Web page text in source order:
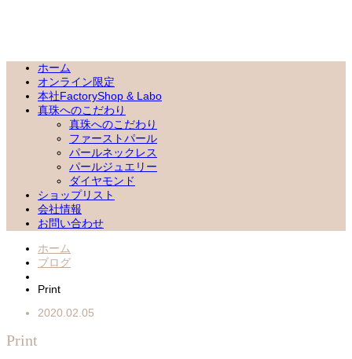
ホーム
オンライン限定
本社FactoryShop & Labo
真珠へのこだわり
真珠へのこだわり
ファーストパール
パールネックレス
パールジュエリー
ダイヤモンド
ショップリスト
会社情報
お問い合わせ
ホーム
ブログ
Print
2020.02.05
Print